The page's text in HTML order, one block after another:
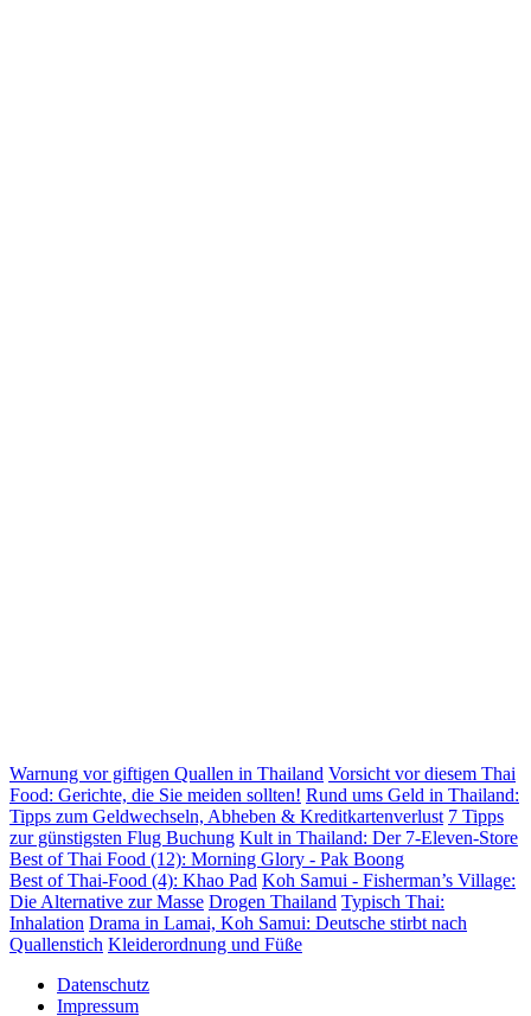
Warnung vor giftigen Quallen in Thailand Vorsicht vor diesem Thai
Food: Gerichte, die Sie meiden sollten! Rund ums Geld in Thailand:
Tipps zum Geldwechseln, Abheben & Kreditkartenverlust 7 Tipps
zur günstigsten Flug Buchung Kult in Thailand: Der 7-Eleven-Store
Best of Thai Food (12): Morning Glory - Pak Boong
Best of Thai-Food (4): Khao Pad Koh Samui - Fisherman’s Village:
Die Alternative zur Masse Drogen Thailand Typisch Thai:
Inhalation Drama in Lamai, Koh Samui: Deutsche stirbt nach
Quallenstich Kleiderordnung und Füße
Datenschutz
Impressum